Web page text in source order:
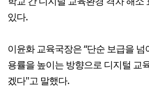
있다.
이윤화 교육국장은 “단순 보급을
용률을 높이는 방향으로 디지털 교
겠다"고 말했다.